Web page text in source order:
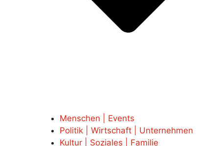
Menschen | Events
Politik | Wirtschaft | Unternehmen
Kultur | Soziales | Familie